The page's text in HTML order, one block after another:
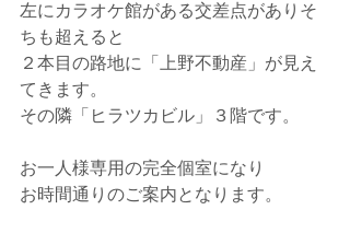
左にカラオケ館がある交差点がありそ
ちも超えると
２本目の路地に「上野不動産」が見え
てきます。
その隣「ヒラツカビル」３階です。
お一人様専用の完全個室になり
お時間通りのご案内となります。